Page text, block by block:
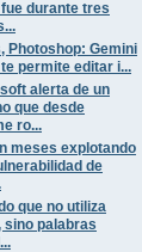
durante tres
Photoshop: Gemini
permite editar i...
alerta de un
que desde
ro...
meses explotando
de
que no utiliza
sino palabras